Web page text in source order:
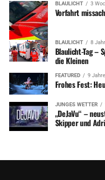
BLAULICHT 3
Vorfahrt
BLAULICHT 8
Blaulicht-Tag –
die Kleinen
FEATURED 9
Frohes Fest:
JUNGES WETTER
„DeJaVu“ –
Skipper und